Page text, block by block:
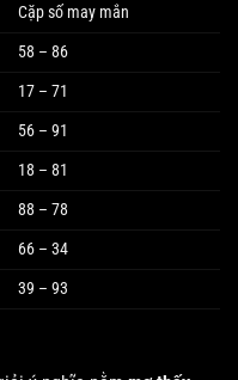
Cặp số may mắn
58 – 86
17 – 71
56 – 91
18 – 81
88 – 78
66 – 34
39 – 93